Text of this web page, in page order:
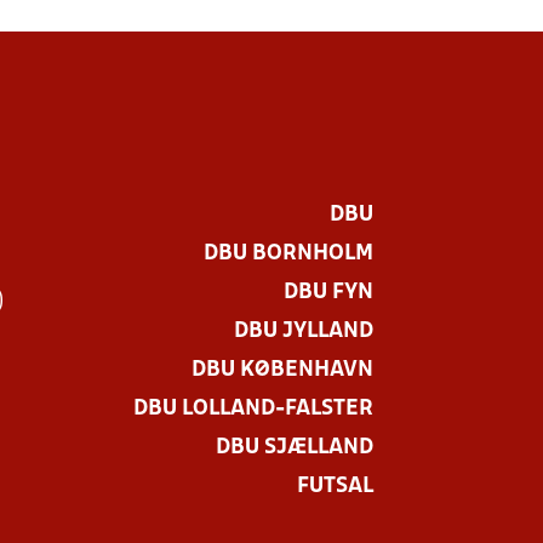
DBU
DBU BORNHOLM
DBU FYN
DBU JYLLAND
DBU KØBENHAVN
DBU LOLLAND-FALSTER
DBU SJÆLLAND
FUTSAL